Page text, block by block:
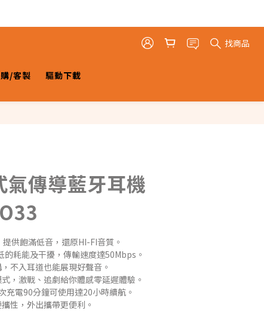
找商品
/客製 驅動下載
氣傳導藍牙耳機
供飽滿低音，還原HI-FI音質。
耗能及干擾，傳輸速度達50Mbps。
不入耳道也能展現好聲音。
，激戰、追劇給你體感零延遲體驗。
充電90分鐘可使用達20小時續航。
性，外出攜帶更便利。